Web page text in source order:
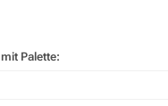
Palette: